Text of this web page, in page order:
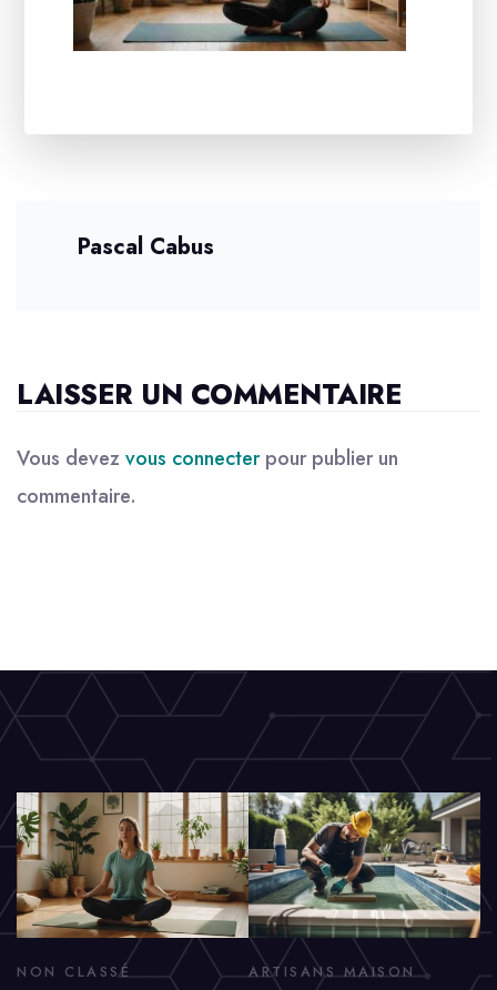
Pascal Cabus
LAISSER UN COMMENTAIRE
Vous devez vous connecterpour publier un
commentaire.
NON CLASSÉ ARTISANS MAISON